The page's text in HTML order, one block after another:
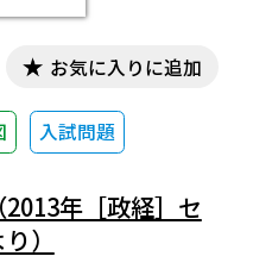
入試問題
お気に入りに追加
年［政経］セ
）